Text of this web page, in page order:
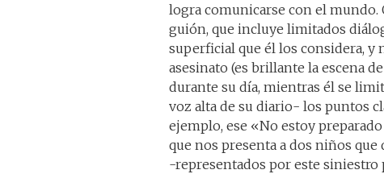
logra comunicarse con el mundo.
guión, que incluye limitados
superficial que él los considera,
asesinato (es brillante la escena
durante su día, mientras él se
voz alta de su diario- los puntos
ejemplo, ese «No estoy
que nos presenta a dos niños
-representados por este siniestro